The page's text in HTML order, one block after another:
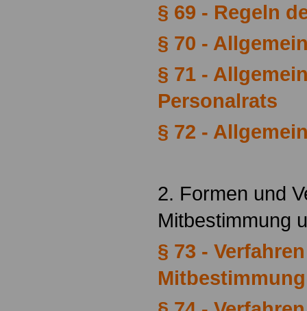
§ 69 - Regeln
§ 70 -
§ 71 -
Personalrats
§ 72 -
2. Formen und
Mitbestimmung
§ 73 -
Mitbestimmung